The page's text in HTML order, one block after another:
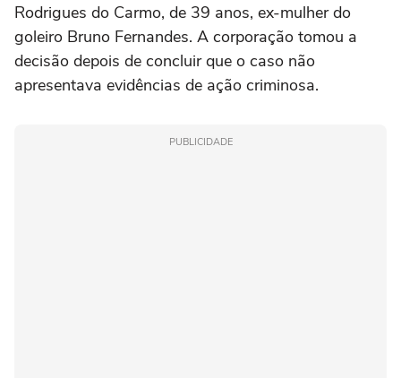
Rodrigues do Carmo, de 39 anos, ex-mulher do
goleiro Bruno Fernandes. A corporação tomou a
decisão depois de concluir que o caso não
apresentava evidências de ação criminosa.
PUBLICIDADE